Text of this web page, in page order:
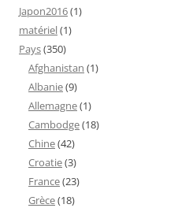
Japon2016(1)
matériel(1)
Pays(350)
Afghanistan (1)
Albanie(9)
Allemagne(1)
Cambodge(18)
Chine(42)
Croatie(3)
France(23)
Grèce(18)